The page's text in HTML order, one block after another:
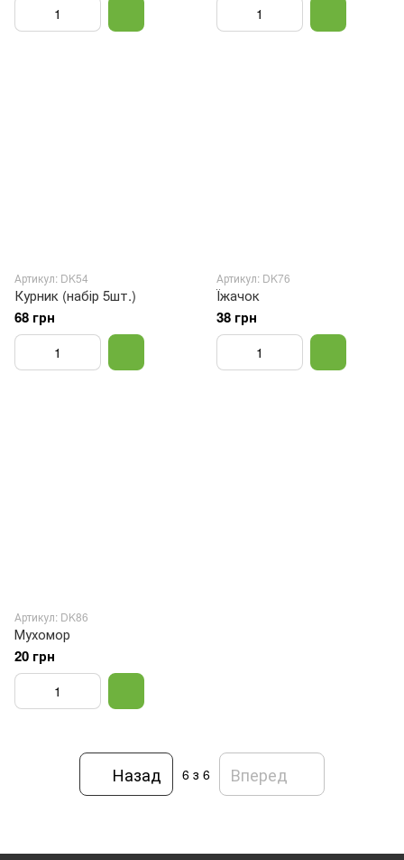
Артикул: DK54
Курник (набір 5шт.)
68 грн
Артикул: DK76
Їжачок
38 грн
Артикул: DK86
Мухомор
20 грн
Назад 6 з 6 Вперед